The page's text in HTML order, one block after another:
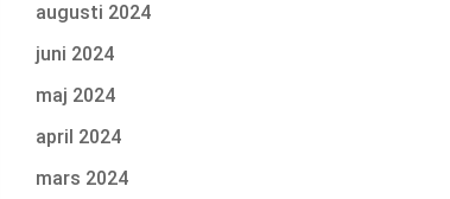
augusti 2024
juni 2024
maj 2024
april 2024
mars 2024